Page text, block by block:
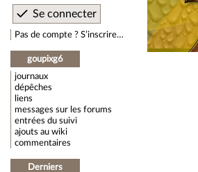
Pas de compte ? S’inscrire…
goupixg6
journaux
dépêches
liens
messages sur les forums
entrées du suivi
ajouts au wiki
commentaires
Derniers